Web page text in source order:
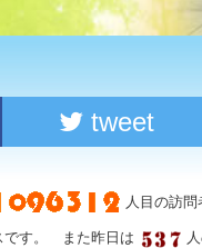
tweet
人目の訪
です。 また昨日は